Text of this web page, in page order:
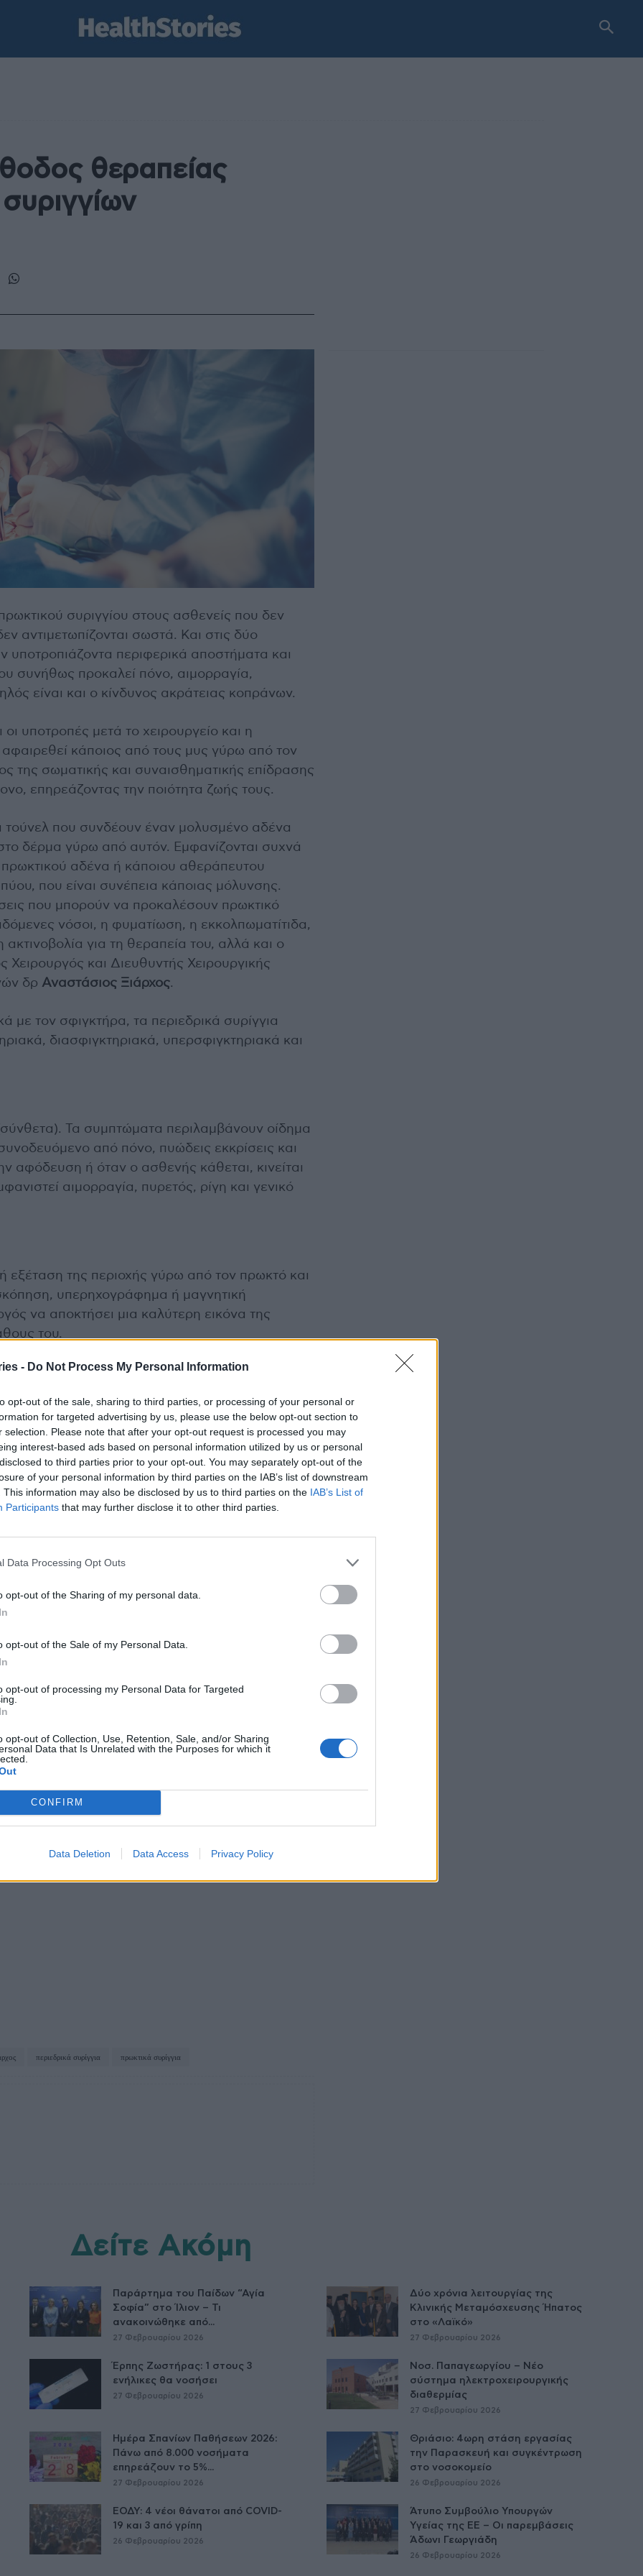
- Do Not Process My Personal Information
opt-out of the sale, sharing to third parties, or processing of your personal or
for targeted advertising by us, please use the below opt-out section to
selection. Please note that after your opt-out request is processed you may
interest-based ads based on personal information utilized by us or personal
to third parties prior to your opt-out. You may separately opt-out of the
of your personal information by third parties on the IAB’s list of downstream
This information may also be disclosed by us to third parties on the IAB’s List of
Participants that may further disclose it to other third parties.
Data Processing Opt Outs
opt-out of the Sharing of my personal data.
opt-out of the Sale of my Personal Data.
opt-out of processing my Personal Data for Targeted
opt-out of Collection, Use, Retention, Sale, and/or Sharing
Data that Is Unrelated with the Purposes for which it
CONFIRM
Data Deletion Data Access Privacy Policy
θεραπείας
συριγγίου στους ασθενείς που δεν
αντιμετωπίζονται σωστά. Και στις δύο
υποτροπιάζοντα περιφερικά αποστήματα και
συνήθως προκαλεί πόνο, αιμορραγία,
είναι και ο κίνδυνος ακράτειας κοπράνων.
οι υποτροπές μετά το χειρουργείο και η
κάποιος από τους μυς γύρω από τον
της σωματικής και συναισθηματικής επίδρασης
επηρεάζοντας την ποιότητα ζωής τους.
τούνελ που συνδέουν έναν μολυσμένο αδένα
δέρμα γύρω από αυτόν. Εμφανίζονται συχνά
αδένα ή κάποιου αθεράπευτου
που είναι συνέπεια κάποιας μόλυνσης.
που μπορούν να προκαλέσουν πρωκτικό
νόσοι, η φυματίωση, η εκκολπωματίτιδα,
για τη θεραπεία του, αλλά και ο
Χειρουργός και Διευθυντής Χειρουργικής
δρ Αναστάσιος Ξιάρχος.
με τον σφιγκτήρα, τα περιεδρικά συρίγγια
διασφιγκτηριακά, υπερσφιγκτηριακά και
Τα συμπτώματα περιλαμβάνουν οίδημα
από πόνο, πυώδεις εκκρίσεις και
αφόδευση ή όταν ο ασθενής κάθεται, κινείται
αιμορραγία, πυρετός, ρίγη και γενικό
εξέταση της περιοχής γύρω από τον πρωκτό και
υπερηχογράφημα ή μαγνητική
να αποκτήσει μια καλύτερη εικόνα της
του.
πάντα απαραίτητη για τη θεραπεία ενός
χειρουργού είναι μια ισορροπία μεταξύ της
του πρωκτικού σφιγκτήρα, ο οποίος
σε περίπτωση βλάβης.
των περιεδρικών συριγγίων που εξαλείφει
θεραπεία (VAAFT). Πλεονεκτεί έναντι άλλων
απεικονιστική εξέταση (μαγνητική
από την επέμβαση. Ο λόγος είναι ότι μπορεί να
από την καταστροφή του συριγγώδους
Πρόκειται για μια ανώδυνη και
τους οι ασθενείς είναι ότι το συρίγγιο δεν
Το μόνο που μπορούν να κάνουν είναι να
λαμβάνοντας προφυλακτικά μέτρα για την
δυσκοιλιότητας και διάρροιας, καθώς και των
καταλήγει ο δρ Αναστάσιος Ξιάρχος.
περιεδρικά συρίγγια πρωκτικά συρίγγια
Δείτε Ακόμη
Παράρτημα του Παίδων “Αγία
Σοφία” στο Ίλιον – Τι
ανακοινώθηκε από...
27 Φεβρουαρίου 2026
Δύο χρόνια λειτουργίας της
Κλινικής Μεταμόσχευσης Ήπατος
στο «Λαϊκό»
27 Φεβρουαρίου 2026
Έρπης Ζωστήρας: 1 στους 3
ενήλικες θα νοσήσει
27 Φεβρουαρίου 2026
Νοσ. Παπαγεωργίου – Νέο
σύστημα ηλεκτροχειρουργικής
διαθερμίας
27 Φεβρουαρίου 2026
Ημέρα Σπανίων Παθήσεων 2026:
Πάνω από 8.000 νοσήματα
επηρεάζουν το 5%...
27 Φεβρουαρίου 2026
Θριάσιο: 4ωρη στάση εργασίας
την Παρασκευή και συγκέντρωση
στο νοσοκομείο
26 Φεβρουαρίου 2026
ΕΟΔΥ: 4 νέοι θάνατοι από COVID-
19 και 3 από γρίπη
26 Φεβρουαρίου 2026
Άτυπο Συμβούλιο Υπουργών
Υγείας της ΕE – Οι παρεμβάσεις
Άδωνι Γεωργιάδη
26 Φεβρουαρίου 2026